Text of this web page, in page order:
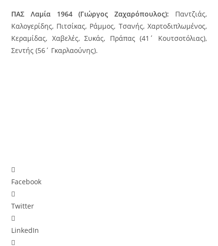
ΠΑΣ Λαμία 1964 (Γιώργος Ζαχαρόπουλος): Παντζιάς,
Καλογερίδης, Πιτσίκας, Ράμμος, Τσανής, Χαρτοδιπλωμένος,
Κεραμίδας, Χαβελές, Συκάς, Πράπας (41΄ Κουτσοτόλιας),
Σεντής (56΄ Γκαρλαούνης).
Facebook
Twitter
LinkedIn